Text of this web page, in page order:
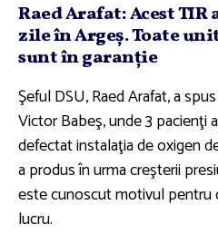
Raed Arafat: Acest
zile în Argeş. Toate
sunt în garanţie
Şeful DSU, Raed Arafat, a
Victor Babeş, unde 3 pacienţi
defectat instalaţia de oxigen
a produs în urma creşterii
este cunoscut motivul pentru
lucru.